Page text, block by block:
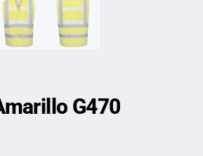
G470